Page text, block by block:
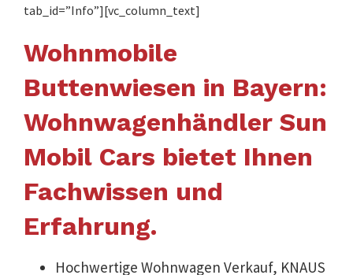
tab_id=”Info”][vc_column_text]
Wohnmobile
Buttenwiesen in Bayern:
Wohnwagenhändler Sun
Mobil Cars bietet Ihnen
Fachwissen und
Erfahrung.
Hochwertige Wohnwagen Verkauf, KNAUS